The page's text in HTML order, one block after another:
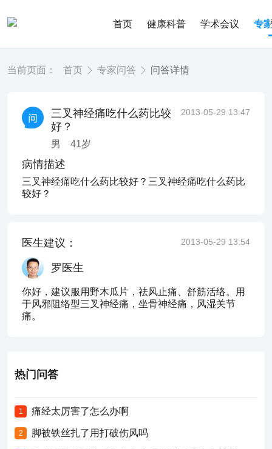
首页 健康科普 学术会议 专
当前页面： 首页 专家问答 问答详情
三叉神经痛吃什么药比较
好？
男 41岁
2013-05-29 13:47
病情描述
三叉神经痛吃什么药比较好？三叉神经痛吃什么药比
较好？
医生建议： 2013-05-29 13:54
罗医生
你好，建议服用野木瓜片，祛风止痛、舒筋活络。用
于风邪阻络型三叉神经痛，坐骨神经痛，风湿关节
痛。
热门问答
1 痛经太厉害了怎么办啊
2 脚被铁丝扎了用打破伤风吗